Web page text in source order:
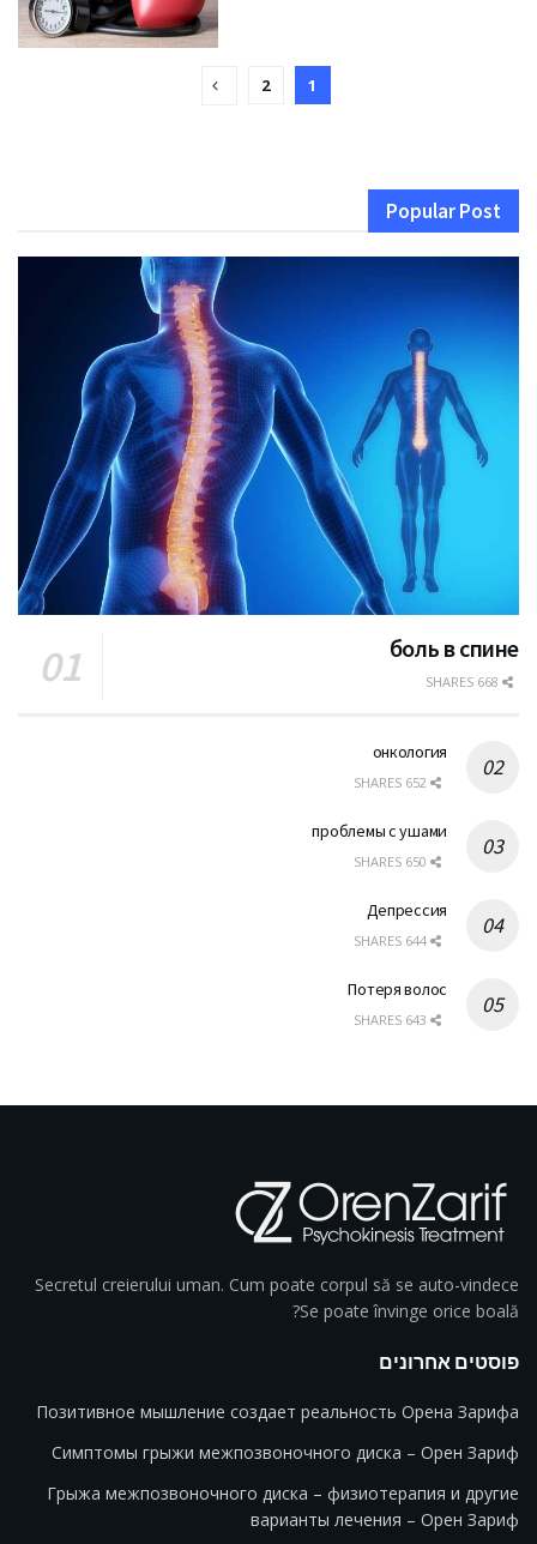
1
2
Popular Post
боль в спине
онкология
проблемы с ушами
Депрессия
Потеря волос
Secretul creierului uman. Cum poate corpul să se auto-vindece
Se poate învinge orice boală?
פוסטים אחרונים
Позитивное мышление создает реальность Орена Зарифа
Симптомы грыжи межпозвоночного диска – Орен Зариф
Грыжа межпозвоночного диска – физиотерапия и другие
варианты лечения – Орен Зариф